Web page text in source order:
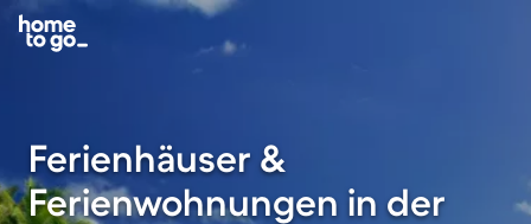
Ferienhäuser &
Ferienwohnungen in der